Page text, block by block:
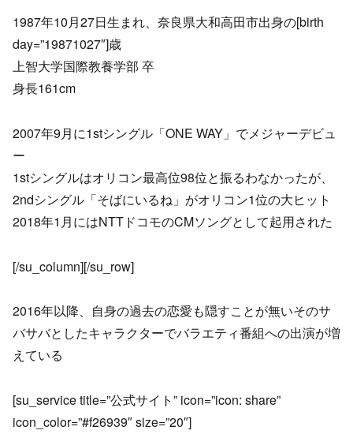
1987年10月27日生まれ、奈良県大和高田市出身の[birth
day=”19871027″]歳
上智大学国際教養学部 卒
身長161cm
2007年9月に1stシングル「ONE WAY」でメジャーデビュ
ー
1stシングルはオリコン最高位98位と振るわなかったが、
2ndシングル「そばにいるね」がオリコン1位の大ヒット
2018年1月にはNTTドコモのCMソングとして起用された
[/su_column][/su_row]
2016年以降、自身の過去の恋愛も隠すことが無いそのサ
バサバとしたキャラクターでバラエティ番組への出演が増
えている
[su_service title=”公式サイト” icon=”icon: share”
icon_color=”#f26939″ size=”20″]